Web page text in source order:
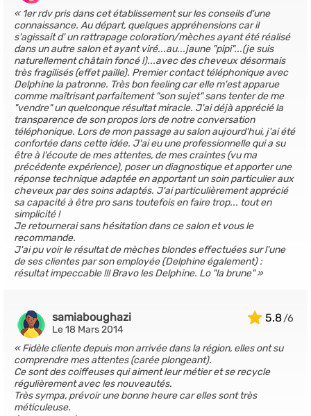
1er rdv pris dans cet établissement sur les conseils d'une
connaissance. Au départ, quelques appréhensions car il
s'agissait d' un rattrapage coloration/mèches ayant été réalisé
dans un autre salon et ayant viré...au...jaune "pipi"...(je suis
naturellement châtain foncé !)...avec des cheveux désormais
très fragilisés (effet paille). Premier contact téléphonique avec
Delphine la patronne. Très bon feeling car elle m'est apparue
comme maîtrisant parfaitement "son sujet" sans tenter de me
"vendre" un quelconque résultat miracle. J'ai déjà apprécié la
transparence de son propos lors de notre conversation
téléphonique. Lors de mon passage au salon aujourd'hui, j'ai été
confortée dans cette idée. J'ai eu une professionnelle qui a su
être à l'écoute de mes attentes, de mes craintes (vu ma
précédente expérience), poser un diagnostique et apporter une
réponse technique adaptée en apportant un soin particulier aux
cheveux par des soins adaptés. J'ai particulièrement apprécié
sa capacité à être pro sans toutefois en faire trop... tout en
simplicité !
Je retournerai sans hésitation dans ce salon et vous le
recommande.
J'ai pu voir le résultat de mèches blondes effectuées sur l'une
de ses clientes par son employée (Delphine également) :
résultat impeccable !!! Bravo les Delphine. Lo "la brune"
5.8
samiaboughazi
Le 18 Mars 2014
Fidèle cliente depuis mon arrivée dans la région, elles ont su
comprendre mes attentes (carée plongeant).
Ce sont des coiffeuses qui aiment leur métier et se recycle
régulièrement avec les nouveautés.
Très sympa, prévoir une bonne heure car elles sont très
méticuleuse.